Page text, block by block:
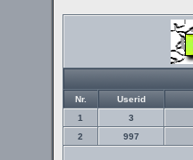
Nr. Userid
1
3
2
997